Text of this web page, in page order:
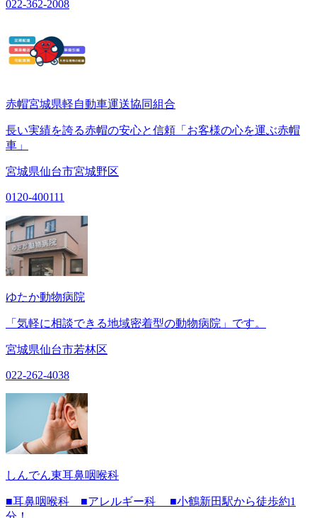
022-362-2008
赤帽宮城県軽自動車運送協同組合
長い実績を誇る赤帽の安心と信頼「お客様の心を運ぶ赤帽
車」
宮城県仙台市宮城野区
0120-400111
ゆたか動物病院
「気軽に相談できる地域密着型の動物病院」です。
宮城県仙台市若林区
022-262-4038
しんでん東耳鼻咽喉科
■耳鼻咽喉科 ■アレルギー科 ■小鶴新田駅から徒歩約1